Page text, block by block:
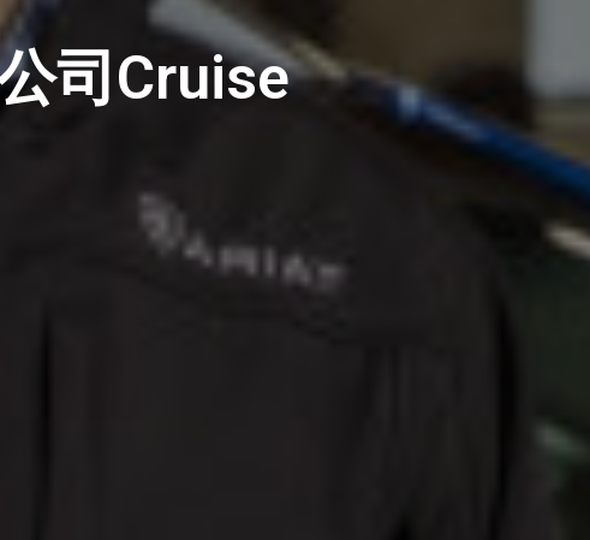
司Cruise